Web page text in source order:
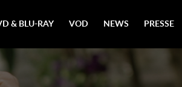
& BLU-RAY VOD NEWS PRESSE